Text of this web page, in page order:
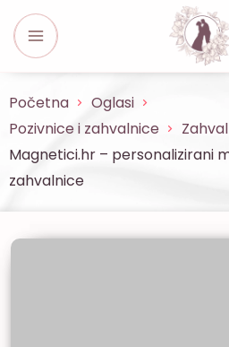
Početna
Oglasi
Pozivnice i zahvalnice
Magnetici.hr – personalizirani
zahvalnice